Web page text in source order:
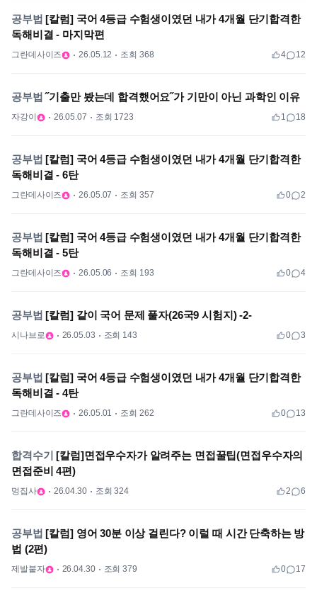
공부법 [칼럼] 국어 4등급 수험생이였던 내가 4개월 단기합격한
독해비결 - 마지막편
그란데사이즈 26.05.12 조회 368 4 12
공부법 ˝기출만 봤는데 합격했어요˝가 기만이 아닌 과학인 이유
자강이 26.05.07 조회 1723 1 18
공부법 [칼럼] 국어 4등급 수험생이였던 내가 4개월 단기합격한
독해비결 - 6탄
그란데사이즈 26.05.07 조회 357 0 2
공부법 [칼럼] 국어 4등급 수험생이였던 내가 4개월 단기합격한
독해비결 - 5탄
그란데사이즈 26.05.06 조회 193 0 4
공부법 [칼럼] 같이 국어 문제 풀자(26국9 시험지) -2-
시나브로 26.05.03 조회 143 0 3
공부법 [칼럼] 국어 4등급 수험생이였던 내가 4개월 단기합격한
독해비결 - 4탄
그란데사이즈 26.05.01 조회 262 0 13
합격수기 [칼럼]면접우수자가 알려주는 면접꿀팁(면접우수자의
면접준비 4편)
멍집사 26.04.30 조회 324 2 6
공부법 [칼럼] 영어 30분 이상 걸린다? 이럴 때 시간 단축하는 방
법 (2편)
제발붙자 26.04.30 조회 379 0 17